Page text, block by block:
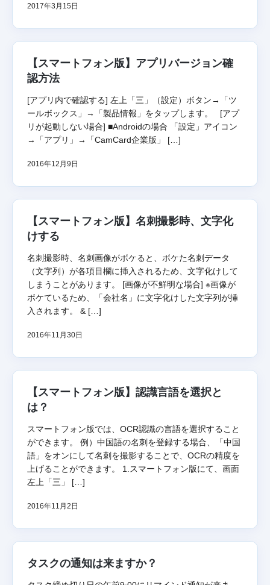
2017年3月15日
【スマートフォン版】アプリバージョン確
認方法
[アプリ内で確認する] 左上「三」（設定）ボタン→「ツ
ールボックス」→「製品情報」をタップします。 [アプ
リが起動しない場合] ■Androidの場合 「設定」アイコン
→「アプリ」→「CamCard企業版」 […]
2016年12月9日
【スマートフォン版】名刺撮影時、文字化
けする
名刺撮影時、名刺画像がボケると、ボケた名刺データ
（文字列）が各項目欄に挿入されるため、文字化けして
しまうことがあります。 [画像が不鮮明な場合] ※画像が
ボケているため、「会社名」に文字化けした文字列が挿
入されます。 & […]
2016年11月30日
【スマートフォン版】認識言語を選択と
は？
スマートフォン版では、OCR認識の言語を選択すること
ができます。 例）中国語の名刺を登録する場合、「中国
語」をオンにして名刺を撮影することで、OCRの精度を
上げることができます。 1.スマートフォン版にて、画面
左上「三」 […]
2016年11月2日
タスクの通知は来ますか？